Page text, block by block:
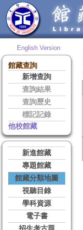
English Version
館藏查詢
新增查詢
查詢結果
查詢歷史
標記記錄
他校館藏
新進館藏
專題館藏
館藏分類地圖
視聽目錄
學科資源
電子書